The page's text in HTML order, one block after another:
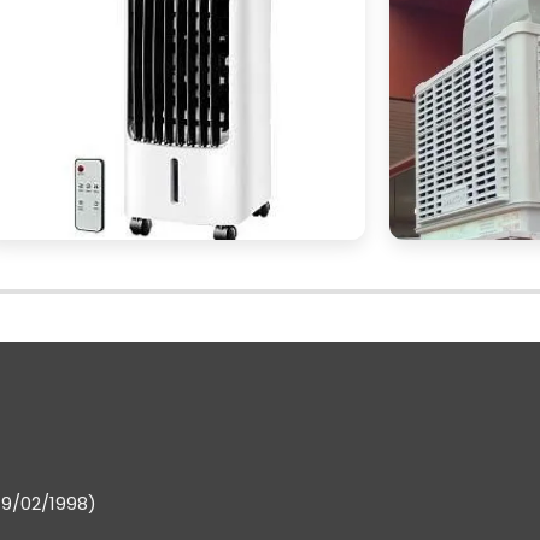
competitivos, além de promoções sazonais que
uma das opções mais populares devido
Plataformas como Amazon, Mercado Livre
com climatizadores. Ao comprar online, você
consumidores e, muitas vezes, encontrar ofertas
do produto, você pode encontrar informações
casos, promoções específicas.
02/1998)